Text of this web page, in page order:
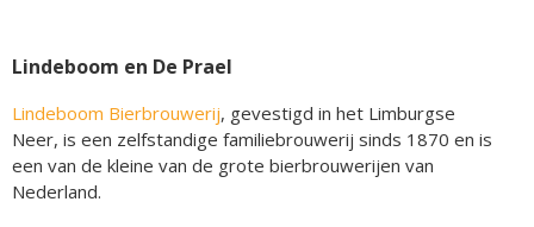
Lindeboom en De Prael
Lindeboom Bierbrouwerij, gevestigd in het Limburgse
Neer, is een zelfstandige familiebrouwerij sinds 1870 en is
een van de kleine van de grote bierbrouwerijen van
Nederland.